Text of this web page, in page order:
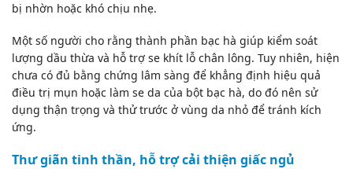
bị nhờn hoặc khó chịu nhẹ.
Một số người cho rằng thành phần bạc hà giúp kiểm soát
lượng dầu thừa và hỗ trợ se khít lỗ chân lông. Tuy nhiên, hiện
chưa có đủ bằng chứng lâm sàng để khẳng định hiệu quả
điều trị mụn hoặc làm se da của bột bạc hà, do đó nên sử
dụng thận trọng và thử trước ở vùng da nhỏ để tránh kích
ứng.
Thư giãn tinh thần, hỗ trợ cải thiện giấc ngủ